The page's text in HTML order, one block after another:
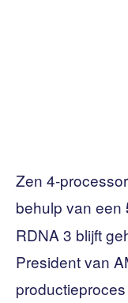
Zen 4-
behulp van een
RDNA 3 blijft
President van